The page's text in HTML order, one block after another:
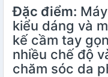
Đặc điểm:
kiểu dáng và
kế cầm tay
nhiều chế độ
chăm sóc da